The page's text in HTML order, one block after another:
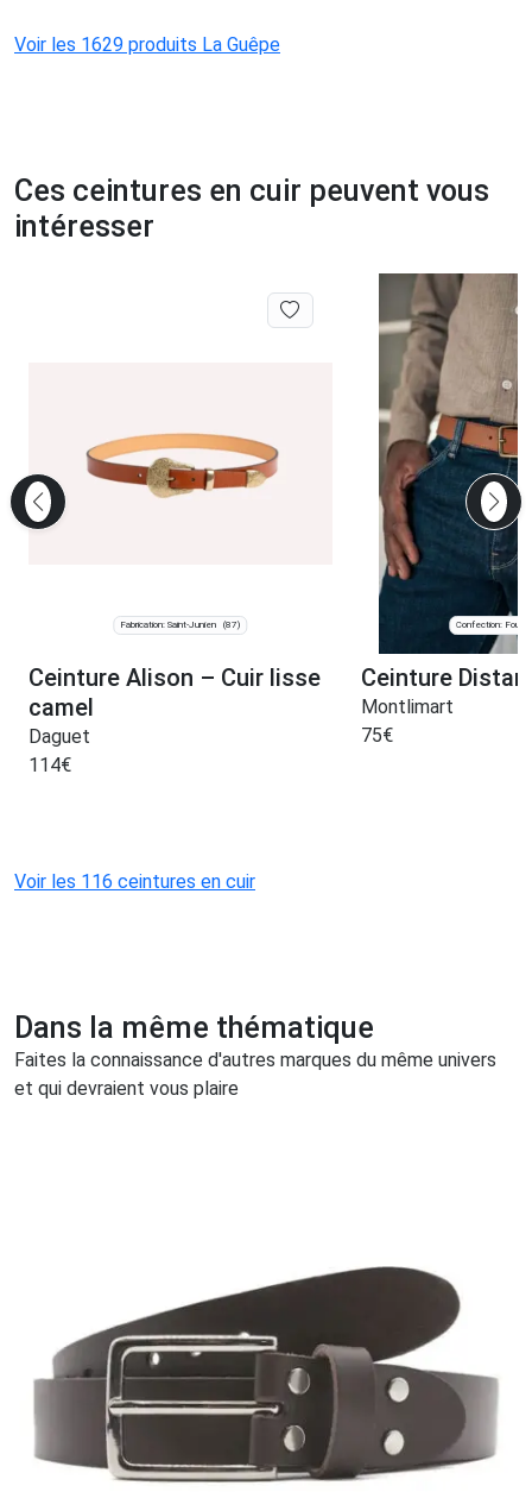
Voir les 1629 produits La Guêpe
Ces ceintures en cuir peuvent vous
intéresser
Fabrication: Saint-Junien (87)
Ceinture Alison – Cuir lisse
camel
Daguet
114€
Confection:
Ceinture
Montlimart
75€
Voir les 116 ceintures en cuir
Dans la même thématique
Faites la connaissance d'autres marques du même univers
et qui devraient vous plaire